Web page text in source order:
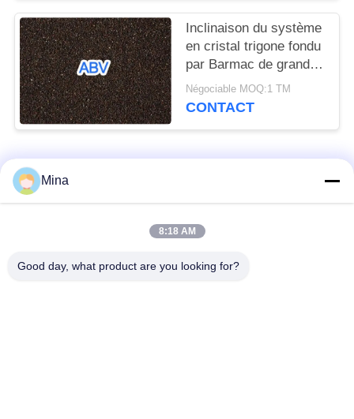
Inclinaison du système
en cristal trigone fondu
par Barmac de grande
pureté d'oxyde
d'aluminium de four
Négociable MOQ:1 TM
CONTACT
Catégories populaires
Médias de sablage
Mina
8:18 AM
Good day, what product are you looking for?